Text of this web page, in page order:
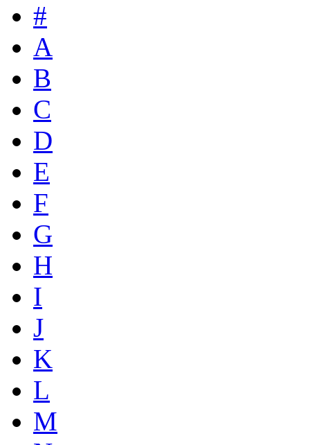
#
A
B
C
D
E
F
G
H
I
J
K
L
M